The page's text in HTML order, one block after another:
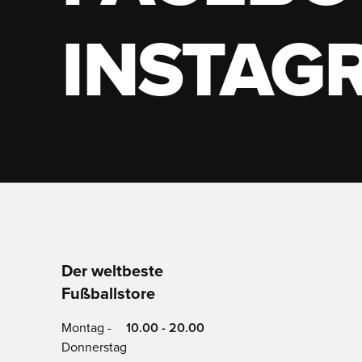
Der weltbeste
Fußballstore
Montag -
Donnerstag
10.00 - 20.00